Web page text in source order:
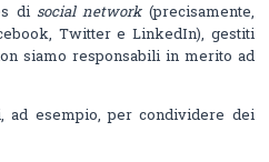
di social network(precisamente,
Twitter e LinkedIn), gestiti
siamo responsabili in merito ad
ad esempio, per condividere dei